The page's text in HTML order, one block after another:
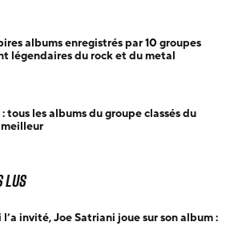
albums enregistrés par 10 groupes
légendaires du rock et du metal
tous les albums du groupe classés du
lus
invité, Joe Satriani joue sur son album :